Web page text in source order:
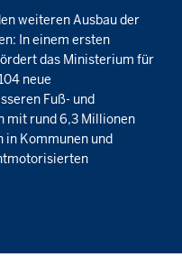
weiteren Ausbau der
In einem ersten
das Ministerium für
neue
Fuß- und
mit rund 6,3 Millionen
in Kommunen und